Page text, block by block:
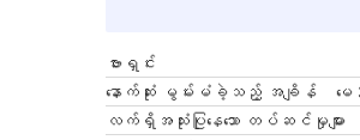
ဗားရှင်း
နောက်ဆုံး မွမ်းမံခဲ့သည့် အချိန်
မေ
လက်ရှိအသုံးပြုနေသော တပ်ဆင်မှုများ